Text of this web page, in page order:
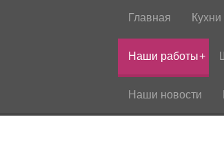
Главная Кухни
Наши работы
Наши новости